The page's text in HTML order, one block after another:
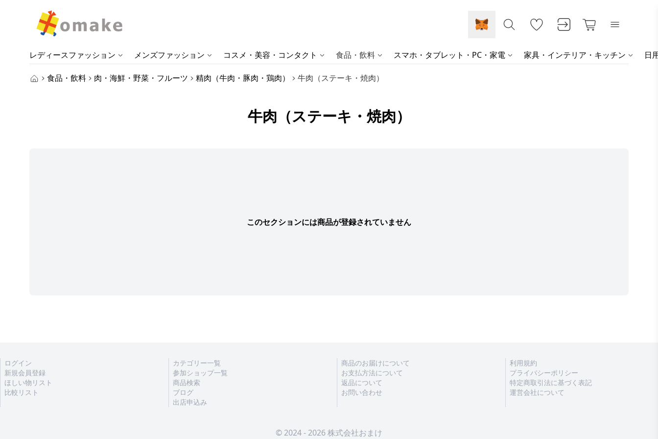
レディースファッション メンズファッション コスメ・美容・コンタクト 食品・飲料 スマホ・タブレット・PC・家電 家具・インテリア・キッチン 日
食品・飲料 肉・海鮮・野菜・フルーツ 精肉（牛肉・豚肉・鶏肉） 牛肉（ステーキ・焼肉）
牛肉（ステーキ・焼肉）
このセクションには商品が登録されていません
ログイン
新規会員登録
ほしい物リスト
比較リスト
カテゴリー一覧
参加ショップ一覧
商品検索
ブログ
出店申込み
商品のお届けについて
お支払方法について
返品について
お問い合わせ
利用規約
プライバシーポリシー
特定商取引法に基づく表記
運営会社について
© 2024 - 2026 株式会社おまけ